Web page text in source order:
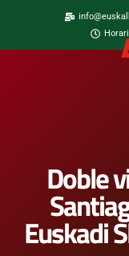
Doble
Euskadi